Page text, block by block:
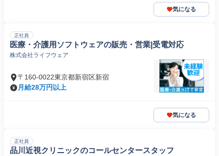
気になる
正社員
医療・介護用ソフトウェアの販売・営業|受電対応
株式会社ライフウェア
〒160-0022東京都新宿区新宿
月給28万円以上
気になる
正社員
品川近視クリニックのコールセンタースタッフ